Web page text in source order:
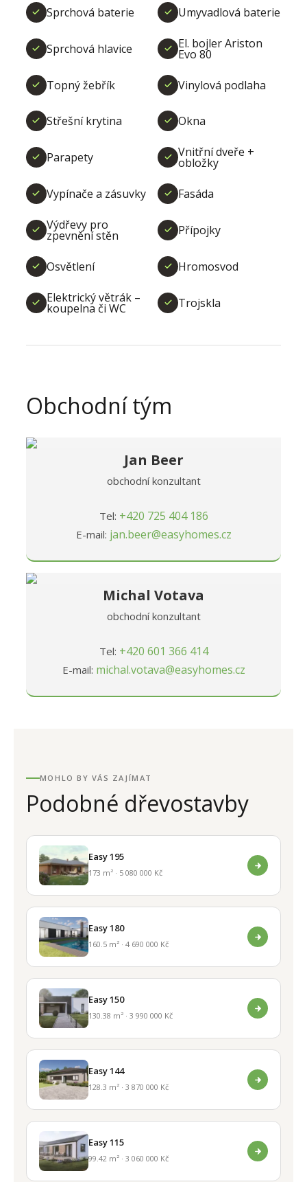
Sprchová baterie Umyvadlová baterie
Sprchová hlavice El. bojler Ariston
Evo 80
Topný žebřík Vinylová podlaha
Střešní krytina Okna
Parapety Vnitřní dveře +
obložky
Vypínače a zásuvky Fasáda
Výdřevy pro
zpevnění stěn Přípojky
Osvětlení Hromosvod
Elektrický větrák –
koupelna či WC Trojskla
Obchodní tým
Jan Beer
obchodní konzultant
Tel: +420 725 404 186
E-mail: jan.beer@easyhomes.cz
Michal Votava
obchodní konzultant
Tel: +420 601 366 414
E-mail: michal.votava@easyhomes.cz
MOHLO BY VÁS ZAJÍMAT
Podobné dřevostavby
Easy 195
173 m² · 5 080 000 Kč
Easy 180
160.5 m² · 4 690 000 Kč
Easy 150
130.38 m² · 3 990 000 Kč
Easy 144
128.3 m² · 3 870 000 Kč
Easy 115
99.42 m² · 3 060 000 Kč